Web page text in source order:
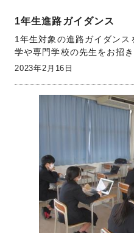
1年生進路ガイダンス
1年生対象の進路ガイダン
学や専門学校の先生をお招
2023年2月16日